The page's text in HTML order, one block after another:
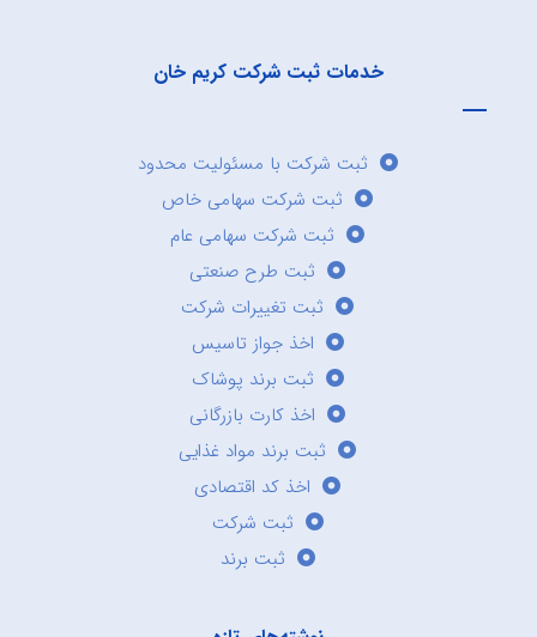
خدمات ثبت شرکت کریم خان
ثبت شرکت با مسئولیت محدود
ثبت شرکت سهامی خاص
ثبت شرکت سهامی عام
ثبت طرح صنعتی
ثبت تغییرات شرکت
اخذ جواز تاسیس
ثبت برند پوشاک
اخذ کارت بازرگانی
ثبت برند مواد غذایی
اخذ کد اقتصادی
ثبت شرکت
ثبت برند